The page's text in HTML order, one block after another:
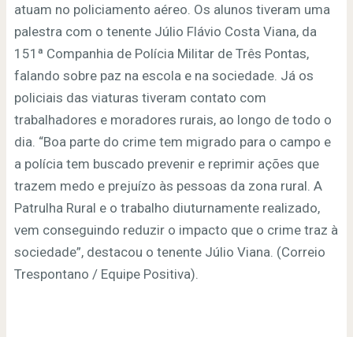
atuam no policiamento aéreo. Os alunos tiveram uma
palestra com o tenente Júlio Flávio Costa Viana, da
151ª Companhia de Polícia Militar de Três Pontas,
falando sobre paz na escola e na sociedade. Já os
policiais das viaturas tiveram contato com
trabalhadores e moradores rurais, ao longo de todo o
dia. “Boa parte do crime tem migrado para o campo e
a polícia tem buscado prevenir e reprimir ações que
trazem medo e prejuízo às pessoas da zona rural. A
Patrulha Rural e o trabalho diuturnamente realizado,
vem conseguindo reduzir o impacto que o crime traz à
sociedade”, destacou o tenente Júlio Viana. (Correio
Trespontano / Equipe Positiva).